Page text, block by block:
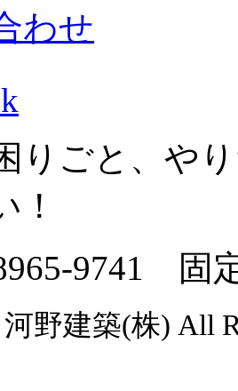
わせ
りごと、や
！
9741 固
野建築(株) All